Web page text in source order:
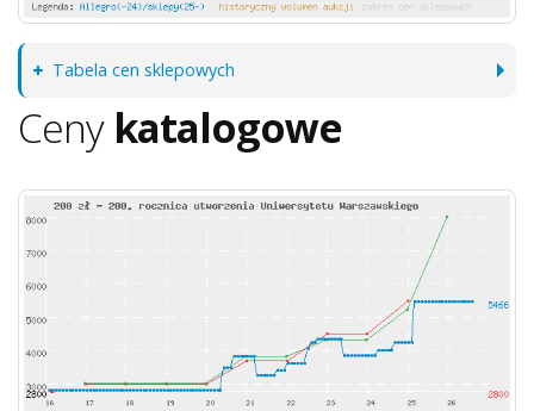
Tabela cen sklepowych
Ceny katalogowe